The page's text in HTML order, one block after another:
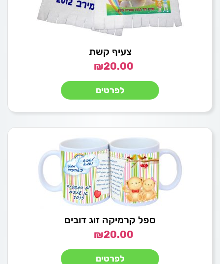
צעיף קשת
₪20.00
לפרטים
ספל קרמיקה זוג דובים
₪20.00
לפרטים